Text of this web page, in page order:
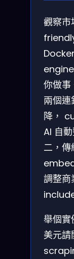
觀察市
你做
兩個
降，
AI 自
二，
調整
舉個實
美元